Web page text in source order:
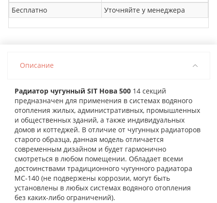
Бесплатно
Уточняйте у менеджера
Описание
Радиатор чугунный SIT Нова 500 14 секций
предназначен для применения в системах водяного
отопления жилых, административных, промышленных
и общественных зданий, а также индивидуальных
домов и коттеджей. В отличие от чугунных радиаторов
старого образца, данная модель отличается
современным дизайном и будет гармонично
смотреться в любом помещении. Обладает всеми
достоинствами традиционного чугунного радиатора
MC-140 (не подвержены коррозии, могут быть
установлены в любых системах водяного отопления
без каких-либо ограничений).